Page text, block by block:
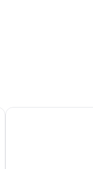
DoubleTree by Hilton